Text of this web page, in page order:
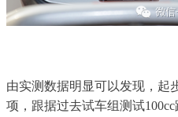
由实测数据明显可以发现，起
项，跟据过去试车组测试